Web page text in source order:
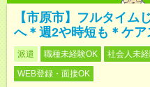
【市原市】フルタイム
へ＊週2や時短も＊ケア
派遣 職種未経験OK 社会人未
WEB登録・面接OK